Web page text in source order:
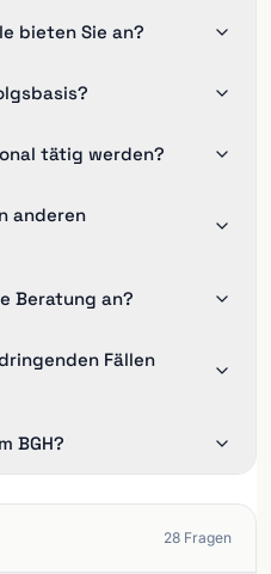
bieten Sie an?
tätig werden?
anderen
Beratung an?
Fällen
BGH?
28 Fragen